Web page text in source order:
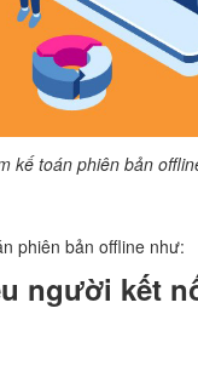
kế toán phiên bản
phiên bản offline như:
người kết